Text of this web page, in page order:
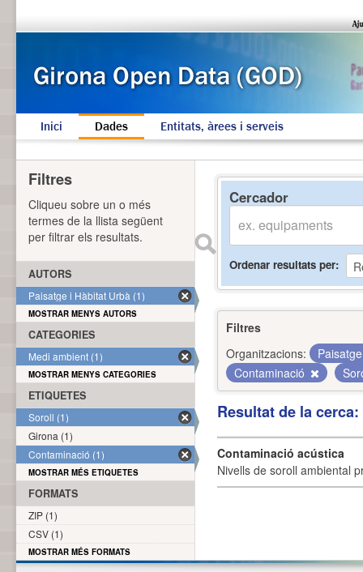
Inici Dades Entitats, àrees i serveis
Cercador
Ordenar resultats per
Filtres
Organitzacions:
Contaminació
Resultat de la
Contaminació acústica
Nivells de soroll ambiental
Filtres
Cliqueu sobre un o més
termes de la llista següent
per filtrar els resultats.
AUTORS
Paisatge i Hàbitat Urbà (1)
MOSTRAR MENYS AUTORS
CATEGORIES
Medi ambient (1)
MOSTRAR MENYS CATEGORIES
ETIQUETES
Soroll (1)
Girona (1)
Contaminació (1)
MOSTRAR MÉS ETIQUETES
FORMATS
ZIP (1)
CSV (1)
MOSTRAR MÉS FORMATS